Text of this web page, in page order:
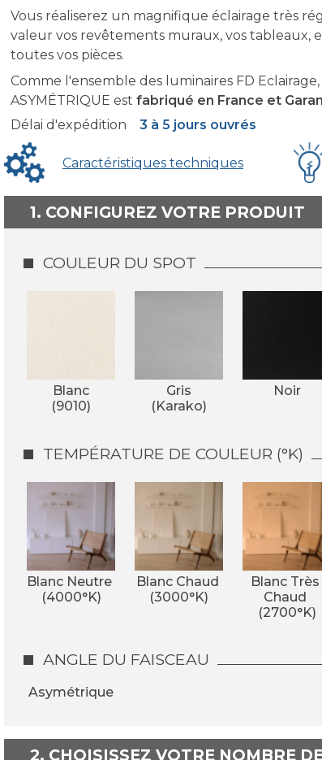
Vous réaliserez un magnifique éclairage très
valeur vos revêtements muraux, vos tableaux,
toutes vos pièces.
Comme l'ensemble des luminaires FD
ASYMÉTRIQUE est fabriqué en France et
Délai d'expédition
3 à 5 jours ouvrés
Caractéristiques techniques
1. CONFIGUREZ VOTRE PRODUIT
COULEUR DU SPOT
Blanc
(9010)
Gris
(Karako)
Noir
TEMPÉRATURE DE COULEUR (°K)
Blanc Neutre
(4000°K)
Blanc Chaud
(3000°K)
Blanc Très
Chaud
(2700°K)
ANGLE DU FAISCEAU
Asymétrique
2. CHOISISSEZ VOTRE NOMBRE